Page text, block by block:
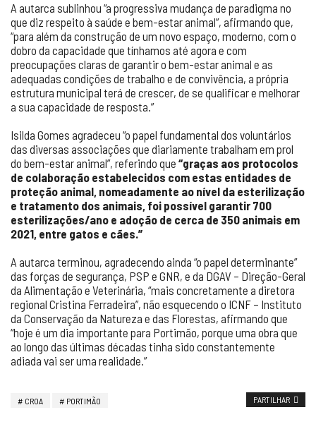
A autarca sublinhou “a progressiva mudança de paradigma no
que diz respeito à saúde e bem-estar animal”, afirmando que,
“para além da construção de um novo espaço, moderno, com o
dobro da capacidade que tínhamos até agora e com
preocupações claras de garantir o bem-estar animal e as
adequadas condições de trabalho e de convivência, a própria
estrutura municipal terá de crescer, de se qualificar e melhorar
a sua capacidade de resposta.”
Isilda Gomes agradeceu “o papel fundamental dos voluntários
das diversas associações que diariamente trabalham em prol
do bem-estar animal”, referindo que “graças aos protocolos
de colaboração estabelecidos com estas entidades de
proteção animal, nomeadamente ao nível da esterilização
e tratamento dos animais, foi possível garantir 700
esterilizações/ano e adoção de cerca de 350 animais em
2021, entre gatos e cães.”
A autarca terminou, agradecendo ainda “o papel determinante”
das forças de segurança, PSP e GNR, e da DGAV – Direção-Geral
da Alimentação e Veterinária, “mais concretamente a diretora
regional Cristina Ferradeira”, não esquecendo o ICNF – Instituto
da Conservação da Natureza e das Florestas, afirmando que
“hoje é um dia importante para Portimão, porque uma obra que
ao longo das últimas décadas tinha sido constantemente
adiada vai ser uma realidade.”
CROA PORTIMÃO PARTILHAR